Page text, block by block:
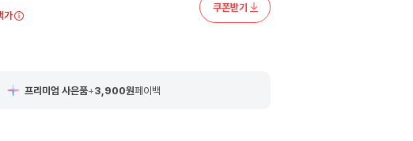
가
쿠폰받기
프리미엄 사은품+3,900원페이백